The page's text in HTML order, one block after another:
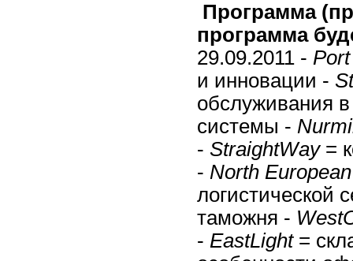
Программа
программа
29.09.2011 -
и инновации -
обслуживания
системы -
- StraightWay=
- North
логистической
таможня -
- EastLight=